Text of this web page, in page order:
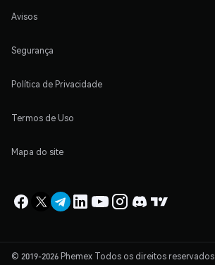
Avisos
Segurança
Política de Privacidade
Termos de Uso
Mapa do site
© 2019-2026 Phemex Todos os direitos reservados